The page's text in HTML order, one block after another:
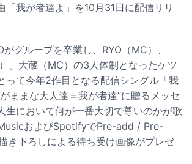
「我が者達よ」を10月31日に配信リリ
グループを卒業し、RYO（MC）、
、大蔵（MC）の3人体制となったケツ
って今年2作目となる配信シングル「我
ままな大人達＝我が者達”に贈るメッセ
生において何が一番大切で尊いのかが歌
およびSpotifyでPre-add / Pre-
き下ろしによる待ち受け画像がプレゼ